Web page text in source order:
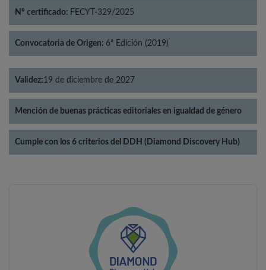
Nº certificado: FECYT-329/2025
Convocatoria de Origen: 6ª Edición (2019)
Validez:19 de diciembre de 2027
Mención de buenas prácticas editoriales en igualdad de género
Cumple con los 6 criterios del DDH (Diamond Discovery Hub)